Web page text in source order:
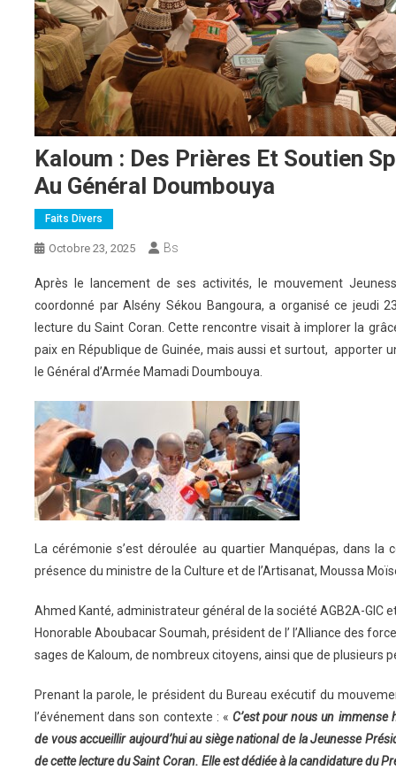
Kaloum : Des Prières Et Soutien
Au Général Doumbouya
Faits Divers
Octobre 23, 2025 Bs
Après le lancement de ses activités, le mouvement
coordonné par Alsény Sékou Bangoura, a organisé ce jeudi
lecture du Saint Coran. Cette rencontre visait à implorer la
paix en République de Guinée, mais aussi et surtout, apporter
le Général d’Armée Mamadi Doumbouya.
La cérémonie s’est déroulée au quartier Manquépas, dans la
présence du ministre de la Culture et de l’Artisanat, Moussa
Ahmed Kanté, administrateur général de la société AGB2A-GIC
Honorable Aboubacar Soumah, président de l’ l’Alliance des
sages de Kaloum, de nombreux citoyens, ainsi que de plusieurs
Prenant la parole, le président du Bureau exécutif du
l’événement dans son contexte : «C’est pour nous un
de vous accueillir aujourd’hui au siège national de la Jeunesse
de cette lecture du Saint Coran. Elle est dédiée à la candidature du